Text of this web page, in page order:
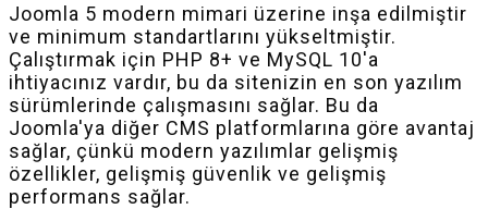
Joomla 5 modern mimari üzerine inşa edilmiştir
ve minimum standartlarını yükseltmiştir.
Çalıştırmak için PHP 8+ ve MySQL 10'a
ihtiyacınız vardır, bu da sitenizin en son yazılım
sürümlerinde çalışmasını sağlar. Bu da
Joomla'ya diğer CMS platformlarına göre avantaj
sağlar, çünkü modern yazılımlar gelişmiş
özellikler, gelişmiş güvenlik ve gelişmiş
performans sağlar.